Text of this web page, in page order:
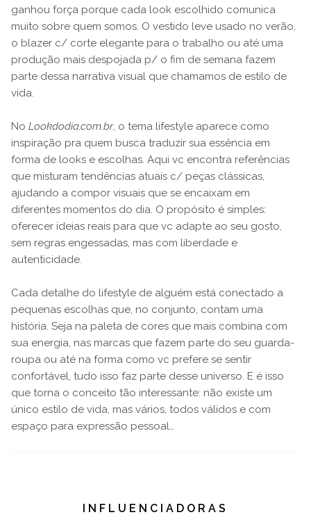
ganhou força porque cada look escolhido comunica
muito sobre quem somos. O vestido leve usado no verão,
o blazer c/ corte elegante para o trabalho ou até uma
produção mais despojada p/ o fim de semana fazem
parte dessa narrativa visual que chamamos de estilo de
vida.
No Lookdodia.com.br, o tema lifestyle aparece como
inspiração pra quem busca traduzir sua essência em
forma de looks e escolhas. Aqui vc encontra referências
que misturam tendências atuais c/ peças clássicas,
ajudando a compor visuais que se encaixam em
diferentes momentos do dia. O propósito é simples:
oferecer ideias reais para que vc adapte ao seu gosto,
sem regras engessadas, mas com liberdade e
autenticidade.
Cada detalhe do lifestyle de alguém está conectado a
pequenas escolhas que, no conjunto, contam uma
história. Seja na paleta de cores que mais combina com
sua energia, nas marcas que fazem parte do seu guarda-
roupa ou até na forma como vc prefere se sentir
confortável, tudo isso faz parte desse universo. E é isso
que torna o conceito tão interessante: não existe um
único estilo de vida, mas vários, todos válidos e com
espaço para expressão pessoal…
INFLUENCIADORAS